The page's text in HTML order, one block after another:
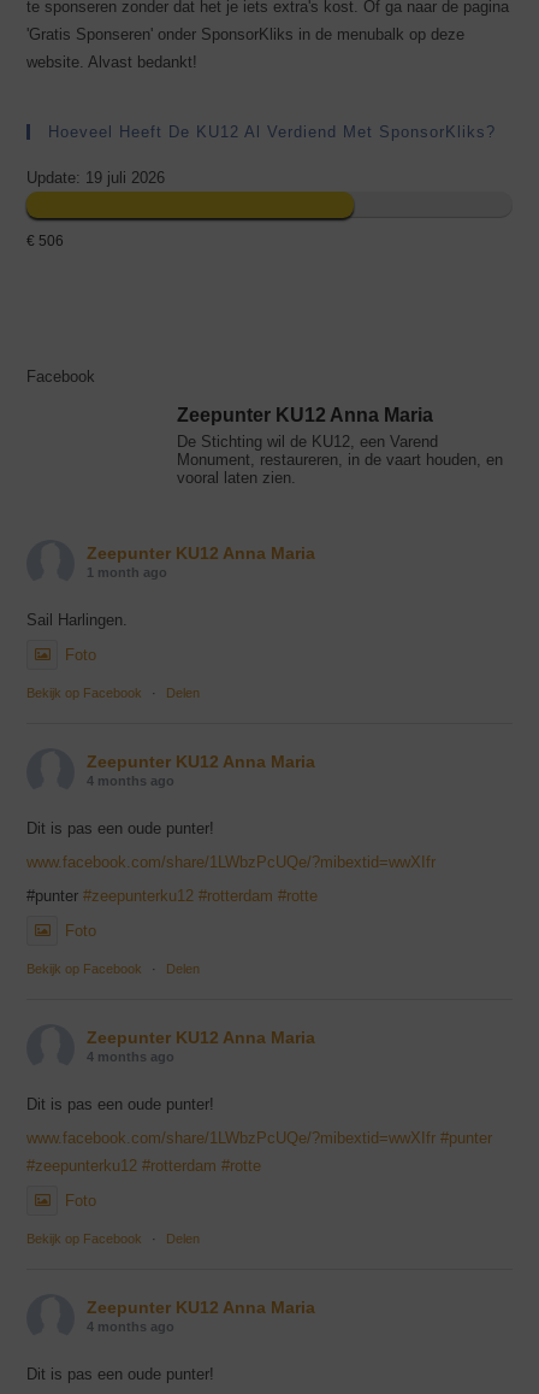
te sponseren zonder dat het je iets extra's kost. Of ga naar de pagina
'Gratis Sponseren' onder SponsorKliks in de menubalk op deze
website. Alvast bedankt!
Hoeveel Heeft De KU12 Al Verdiend Met SponsorKliks?
Update: 19 juli 2026
€ 506
Facebook
Zeepunter KU12 Anna Maria
De Stichting wil de KU12, een Varend
Monument, restaureren, in de vaart houden, en
vooral laten zien.
Zeepunter KU12 Anna Maria
1 month ago
Sail Harlingen.
Foto
Bekijk op Facebook · Delen
Zeepunter KU12 Anna Maria
4 months ago
Dit is pas een oude punter!
www.facebook.com/share/1LWbzPcUQe/?mibextid=wwXIfr
#punter#zeepunterku12 #rotterdam #rotte
Foto
Bekijk op Facebook · Delen
Zeepunter KU12 Anna Maria
4 months ago
Dit is pas een oude punter!
www.facebook.com/share/1LWbzPcUQe/?mibextid=wwXIfr #punter
#zeepunterku12 #rotterdam #rotte
Foto
Bekijk op Facebook · Delen
Zeepunter KU12 Anna Maria
4 months ago
Dit is pas een oude punter!